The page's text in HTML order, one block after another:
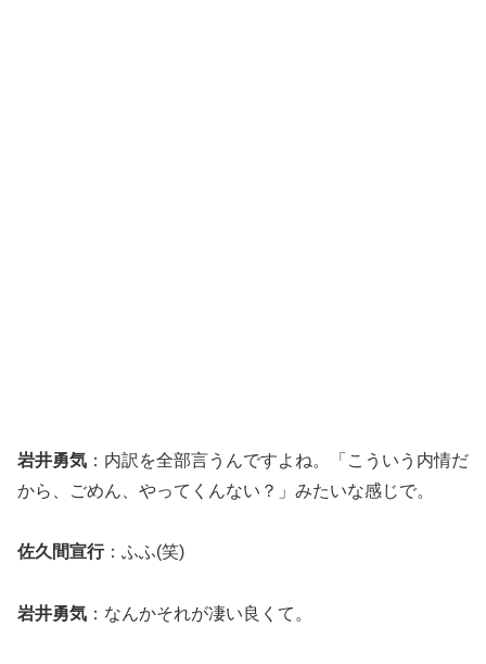
岩井勇気 ：内訳を全部言うんですよね。「こういう内情だ
から、ごめん、やってくんない？」みたいな感じで。
佐久間宣行：ふふ(笑)
岩井勇気 ：なんかそれが凄い良くて。